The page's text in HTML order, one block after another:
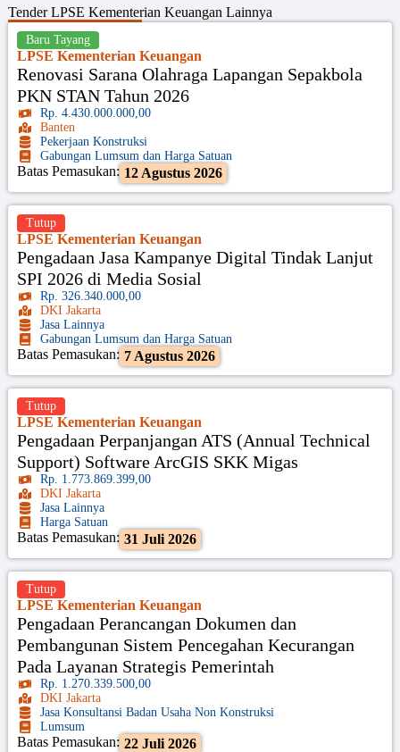
TenderLPSE Kementerian Keuangan Lainnya
LPSE Kementerian Keuangan
Renovasi Sarana Olahraga Lapangan Sepakbola
PKN STAN Tahun 2026
Rp. 4.430.000.000,00
Banten
Pekerjaan Konstruksi
Gabungan Lumsum dan Harga Satuan
Batas Pemasukan: 12 Agustus 2026
Baru Tayang
LPSE Kementerian Keuangan
Pengadaan Jasa Kampanye Digital Tindak Lanjut
SPI 2026 di Media Sosial
Rp. 326.340.000,00
DKI Jakarta
Jasa Lainnya
Gabungan Lumsum dan Harga Satuan
Batas Pemasukan: 7 Agustus 2026
Tutup
LPSE Kementerian Keuangan
Pengadaan Perpanjangan ATS (Annual Technical
Support) Software ArcGIS SKK Migas
Rp. 1.773.869.399,00
DKI Jakarta
Jasa Lainnya
Harga Satuan
Batas Pemasukan: 31 Juli 2026
Tutup
LPSE Kementerian Keuangan
Pengadaan Perancangan Dokumen dan
Pembangunan Sistem Pencegahan Kecurangan
Pada Layanan Strategis Pemerintah
Rp. 1.270.339.500,00
DKI Jakarta
Jasa Konsultansi Badan Usaha Non Konstruksi
Lumsum
Batas Pemasukan: 22 Juli 2026
Tutup